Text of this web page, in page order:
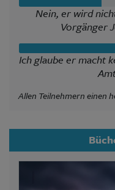
Nein, er wird
Vorgänger
Ich glaube er macht
Allen Teilnehmern einen